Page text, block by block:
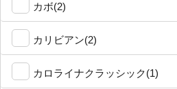
カボ(2)
カリビアン(2)
カロライナクラッシック(1)